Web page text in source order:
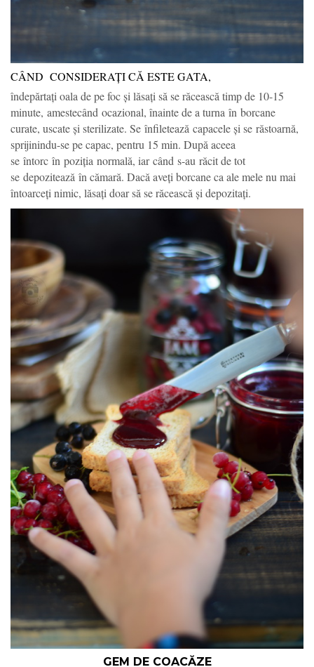
CÂND CONSIDERAȚI CĂ ESTE GATA,
îndepărtați oala de pe foc și lăsați să se răcească timp de 10-15
minute, amestecând ocazional, înainte de a turna în borcane
curate, uscate și sterilizate. Se înfiletează capacele și se răstoarnă,
sprijinindu-se pe capac, pentru 15 min. După aceea
se întorc în poziția normală, iar când s-au răcit de tot
se depozitează în cămară. Dacă aveți borcane ca ale mele nu mai
întoarceți nimic, lăsați doar să se răcească și depozitați.
GEM DE COACĂZE